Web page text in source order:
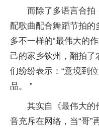
而除了多语言合拍
配歌曲配合舞蹈节拍的
多不一样的“最伟大的
己的家乡钦州，翻拍了
们纷纷表示：“意境到
品。 ”
其实自《最伟大的
音充斥在网络，当“哥”